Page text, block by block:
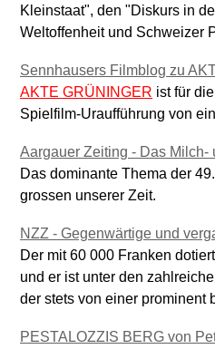
Kleinstaat", den "Diskurs in
Weltoffenheit und Schweizer
Sennhausers Filmblog zu
AKTE GRÜNINGER ist für
Spielfilm-Uraufführung von
Aargauer Zeiting - Das
Das dominante Thema der
grossen unserer Zeit.
NZZ - Gegenwärtige und
Der mit 60 000 Franken
und er ist unter den
der stets von einer prominent
PESTALOZZIS BERG von